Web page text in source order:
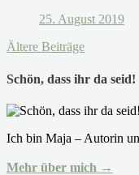
25. August 2019
Ältere Beiträge
Schön, dass ihr da seid!
Ich bin Maja – Autorin
Mehr über mich →